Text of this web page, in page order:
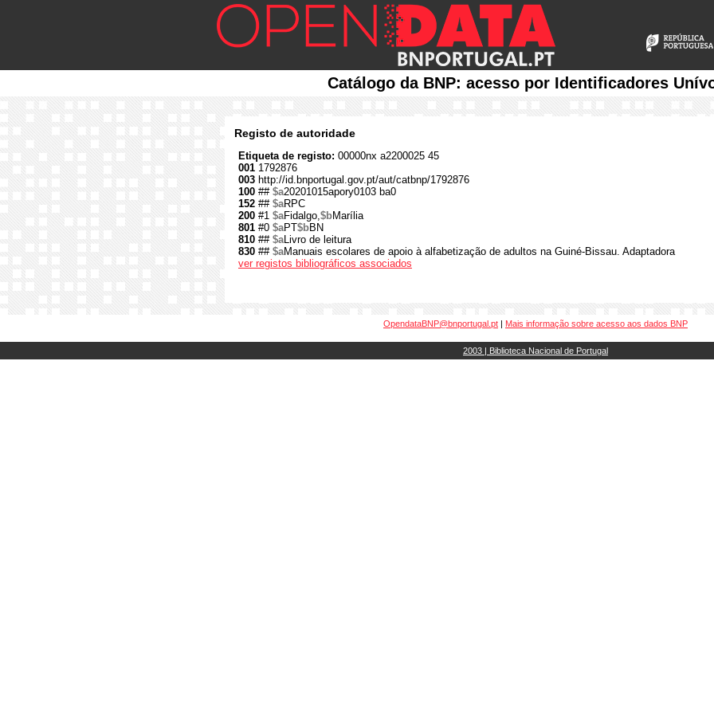
Catálogo da BNP: acesso por Identificadores
Registo de autoridade
Etiqueta de registo: 00000nx a2200025 45
001 1792876
003 http://id.bnportugal.gov.pt/aut/catbnp/1792876
100 ## $a20201015apory0103 ba0
152 ## $aRPC
200 #1 $aFidalgo,$bMarília
801 #0 $aPT$bBN
810 ## $aLivro de leitura
830 ## $aManuais escolares de apoio à alfabetização de adultos na Guiné-Bissau. Adaptadora
ver registos bibliográficos associados
OpendataBNP@bnportugal.pt | Mais informação sobre acesso aos dados BNP
2003 | Biblioteca Nacional de Portugal